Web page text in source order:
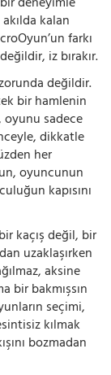
kalan
farkı
iz bırakır.
değildir.
bir hamlenin
sadece
dikkatle
her
oyuncunun
kapısını
kaçış değil, bir
uzaklaşırken
aksine
bir bakmışsın
seçimi,
kılmak
bozmadan